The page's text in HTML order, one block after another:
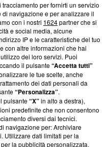
trasparenti su Blasting
e su come ci impegniamo a
la nostra aderenza a
Blasting News non è
ha richiesto di farne
effettuato una verifica di
per fornirti un servizio
navigazione e per analizzare il
con i nostri 1624partner che si
e social media, alcune
IP e le caratteristiche del tuo
con altre informazioni che hai
dei loro servizi. Puoi
il pulsante“Accetta tutti”
le tue scelte, anche
dei dati personali da
“Personalizza”.
pulsante“X”in alto a destra),
predefinite che non consentono
diversi dai tecnici.
navigazione per: Archiviare
Utilizzare dati limitati per la
la pubblicità personalizzata.